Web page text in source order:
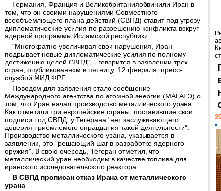
Германия, Франция и Великобританияобвинили Иран в
том, что он своими нарушениями Совместного
всеобъемлющего плана действий (СВПД) ставит под угрозу
дипломатические усилия по разрешению конфликта вокруг
ядерной программы Исламской республики.
"Многократно увеличивая свои нарушения, Иран
подрывает новые дипломатические усилия по полному
достижению целей СВПД", - говорится в заявлении трех
стран, опубликованном в пятницу, 12 февраля, пресс-
службой МИД ФРГ.
Поводом для заявления стало сообщение
Международного агентства по атомной энергии (МАГАТЭ) о
том, что Иран начал производство металлического урана.
Как отметили три европейские страны, поставившие свои
подписи под СВПД, у Тегерана "нет заслуживающего
доверия приемлемого оправдания такой деятельности".
Производство металлического урана, указывается в
заявлении, это "решающий шаг в разработке ядерного
оружия". В свою очередь, Тегеран отметил, что
металлический уран необходим в качестве топлива для
иранского исследовательского реактора.
В СВПД прописан отказ Ирана от металлического
урана